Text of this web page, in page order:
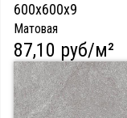
600х600х9
Матовая
87,10 руб/м²